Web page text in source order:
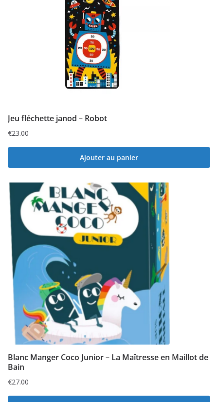
Jeu fléchette janod – Robot
€23.00
Ajouter au panier
Blanc Manger Coco Junior – La Maîtresse en Maillot de
Bain
€27.00